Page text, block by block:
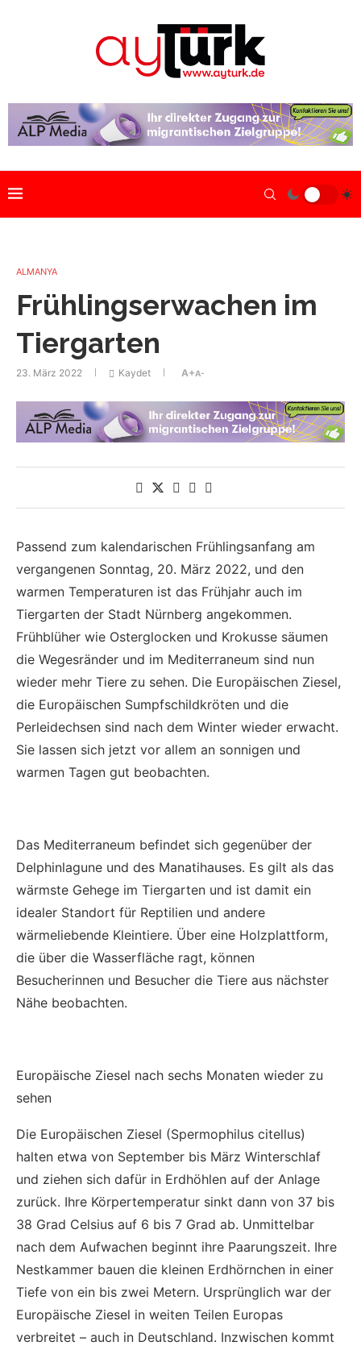
ALMANYA
Frühlingserwachen im
Tiergarten
23. März 2022 Kaydet A+A-
Passend zum kalendarischen Frühlingsanfang am
vergangenen Sonntag, 20. März 2022, und den
warmen Temperaturen ist das Frühjahr auch im
Tiergarten der Stadt Nürnberg angekommen.
Frühblüher wie Osterglocken und Krokusse säumen
die Wegesränder und im Mediterraneum sind nun
wieder mehr Tiere zu sehen. Die Europäischen Ziesel,
die Europäischen Sumpfschildkröten und die
Perleidechsen sind nach dem Winter wieder erwacht.
Sie lassen sich jetzt vor allem an sonnigen und
warmen Tagen gut beobachten.
Das Mediterraneum befindet sich gegenüber der
Delphinlagune und des Manatihauses. Es gilt als das
wärmste Gehege im Tiergarten und ist damit ein
idealer Standort für Reptilien und andere
wärmeliebende Kleintiere. Über eine Holzplattform,
die über die Wasserfläche ragt, können
Besucherinnen und Besucher die Tiere aus nächster
Nähe beobachten.
Europäische Ziesel nach sechs Monaten wieder zu
sehen
Die Europäischen Ziesel (Spermophilus citellus)
halten etwa von September bis März Winterschlaf
und ziehen sich dafür in Erdhöhlen auf der Anlage
zurück. Ihre Körpertemperatur sinkt dann von 37 bis
38 Grad Celsius auf 6 bis 7 Grad ab. Unmittelbar
nach dem Aufwachen beginnt ihre Paarungszeit. Ihre
Nestkammer bauen die kleinen Erdhörnchen in einer
Tiefe von ein bis zwei Metern. Ursprünglich war der
Europäische Ziesel in weiten Teilen Europas
verbreitet – auch in Deutschland. Inzwischen kommt